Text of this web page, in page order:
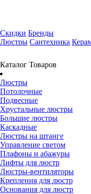
Скидки Бренды
Люстры Сантехника
Каталог Товаров
Люстры
Потолочные
Подвесные
Хрустальные люстры
Большие люстры
Каскадные
Люстры на штанге
Управление светом
Плафоны и абажуры
Лифты для люстр
Люстры-вентиляторы
Крепления для люстр
Основания для люстр